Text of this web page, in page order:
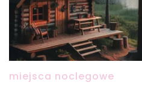
miejsca noclegowe